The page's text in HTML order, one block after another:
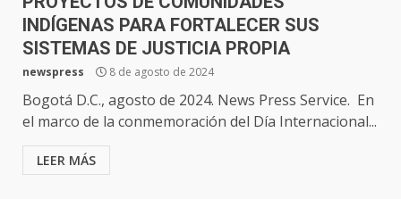
INDÍGENAS PARA FORTALECER SUS
SISTEMAS DE JUSTICIA PROPIA
newspress 8 de agosto de 2024
Bogotá D.C., agosto de 2024. News Press Service. En
el marco de la conmemoración del Día Internacional...
LEER MÁS